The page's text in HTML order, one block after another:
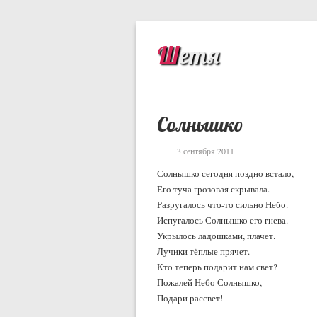
Шетя
Солнышко
3 сентября 2011
Солнышко сегодня поздно встало,
Его туча грозовая скрывала.
Разругалось что-то сильно Небо.
Испугалось Солнышко его гнева.
Укрылось ладошками, плачет.
Лучики тёплые прячет.
Кто теперь подарит нам свет?
Пожалей Небо Солнышко,
Подари рассвет!